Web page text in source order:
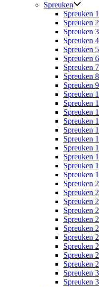
Spreuken
Spreuken 1
Spreuken 2
Spreuken 3
Spreuken 4
Spreuken 5
Spreuken 6
Spreuken 7
Spreuken 8
Spreuken 9
Spreuken
Spreuken
Spreuken
Spreuken
Spreuken
Spreuken
Spreuken
Spreuken
Spreuken
Spreuken
Spreuken
Spreuken
Spreuken
Spreuken
Spreuken
Spreuken
Spreuken
Spreuken
Spreuken
Spreuken
Spreuken
Spreuken